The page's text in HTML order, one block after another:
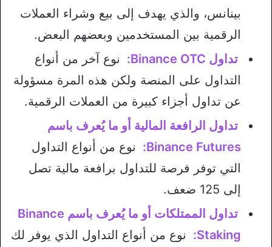
بينانس، والذي يهدف إلى بيع وشراء العملات
الرقمية بين المستخدمين وبعضهم البعض.
تداول Binance OTC:
نوع آخر من أنواع
التداول على المنصة ولكن هذه المرة مسؤولة
عن تداول أجزاء كبيرة من العملات الرقمية.
تداول الرافعة المالية أو ما يُعرف باسم
Binance Futures:
نوع من أنواع التداول
التي توفر فرصة للتداول برافعة مالية تصل
إلى 125 ضعف.
تداول الممتلكات أو ما يُعرف باسم Binance
Staking:
نوع من أنواع التداول الذي يوفر لك